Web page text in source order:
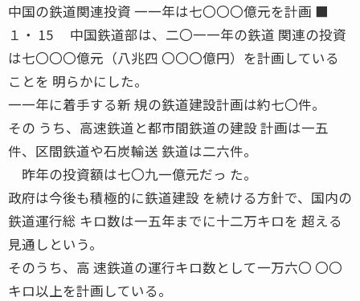
中国の鉄道関連投資 一一年は七〇〇〇億元を計画 ■
１・ 15 中国鉄道部は、二〇一一年の鉄道 関連の投資
は七〇〇〇億元（八兆四 〇〇〇億円）を計画している
ことを 明らかにした。
一一年に着手する新 規の鉄道建設計画は約七〇件。
その うち、高速鉄道と都市間鉄道の建設 計画は一五
件、区間鉄道や石炭輸送 鉄道は二六件。
昨年の投資額は七〇九一億元だっ た。
政府は今後も積極的に鉄道建設 を続ける方針で、国内の
鉄道運行総 キロ数は一五年までに十二万キロを 超える
見通しという。
そのうち、高 速鉄道の運行キロ数として一万六〇 〇〇
キロ以上を計画している。